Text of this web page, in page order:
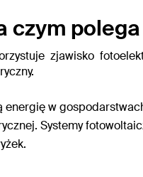
czym
zjawisko
energię w
Systemy